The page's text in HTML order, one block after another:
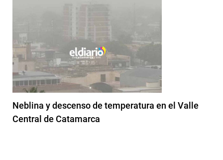
Neblina y descenso de temperatura en el Valle
Central de Catamarca